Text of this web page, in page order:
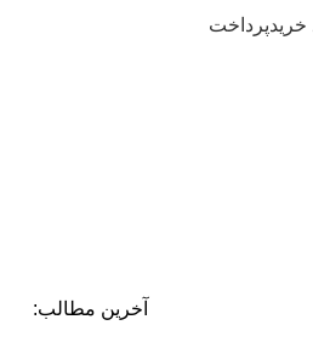
خریدپرداخت
آخرین مطالب: